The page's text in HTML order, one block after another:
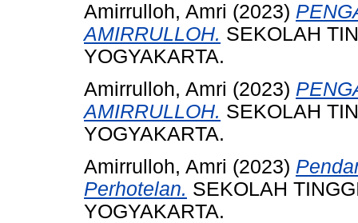
Amirrulloh, Amri (2023)
AMIRRULLOH. SEKOLAH
YOGYAKARTA.
Amirrulloh, Amri (2023)
AMIRRULLOH. SEKOLAH
YOGYAKARTA.
Amirrulloh, Amri (2023)
Perhotelan. SEKOLAH
YOGYAKARTA.